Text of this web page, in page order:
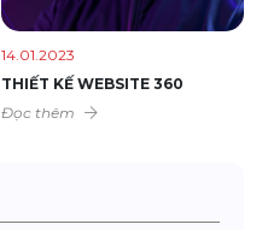
14.01.2023
THIẾT KẾ WEBSITE 360
Đọc thêm